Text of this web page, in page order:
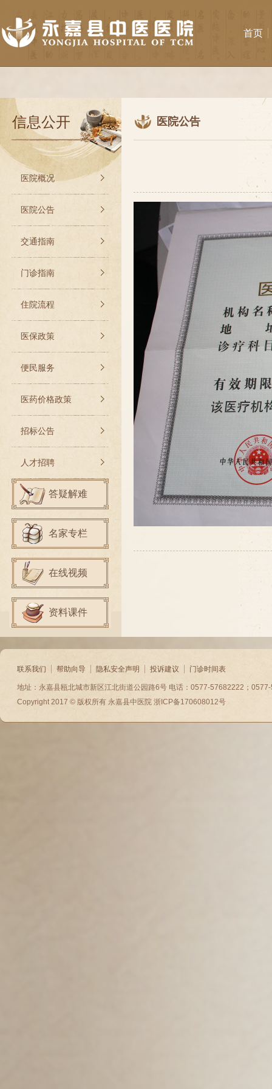
首页
信息公开
医院概况
医院公告
交通指南
门诊指南
住院流程
医保政策
便民服务
医药价格政策
招标公告
人才招聘
答疑解难
名家专栏
在线视频
资料课件
医院公告
联系我们 帮助向导 隐私安全声明 投诉建议 门诊时间表
地址：永嘉县瓯北城市新区江北街道公园路6号 电话：0577-57682222；
Copyright 2017 © 版权所有 永嘉县中医院 浙ICP备170608012号